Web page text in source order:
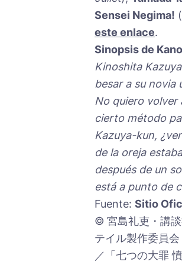
Sensei Negima! (
este enlace.
Sinopsis de
Kinoshita
besar a su novia
No quiero volver
cierto método
Kazuya-kun,
de la oreja
después de un
está a punto de
Fuente: Sitio
© 宮島礼吏・講
テイル製作委員
／「七つの大罪